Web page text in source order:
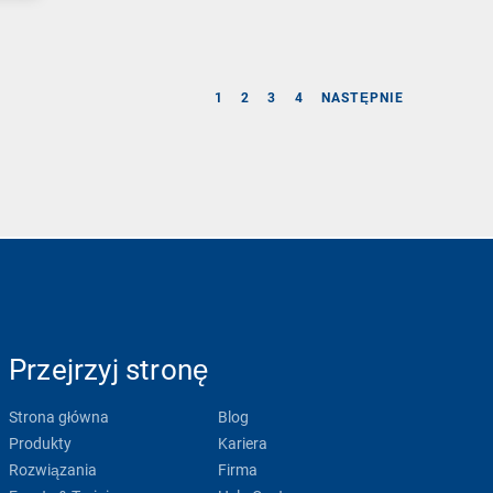
1 2 3 4 NASTĘPNIE
Przejrzyj stronę
Strona główna
Produkty
Rozwiązania
Blog
Kariera
Firma